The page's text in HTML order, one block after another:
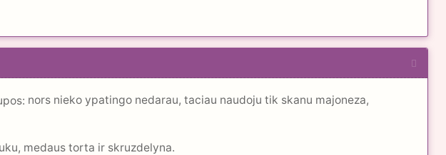
nors nieko ypatingo nedarau, taciau naudoju tik skanu majoneza,
medaus torta ir skruzdelyna.